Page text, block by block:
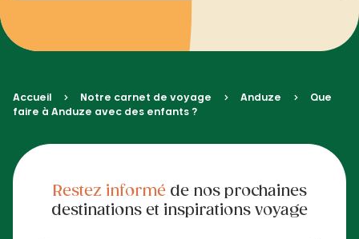
Accueil Notre carnet de voyage Anduze
Que
faire à Anduze avec des enfants ?
Restez informéde nos prochaines
destinations et inspirations voyage